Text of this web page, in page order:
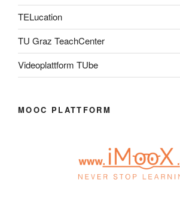
TELucation
TU Graz TeachCenter
Videoplattform TUbe
MOOC PLATTFORM